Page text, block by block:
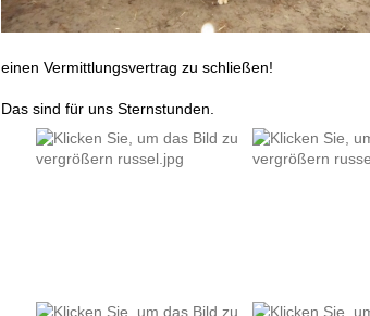
einen Vermittlungsvertrag zu schließen!
Das sind für uns Sternstunden.